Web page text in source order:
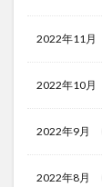
2022年11月
2022年10月
2022年9月
2022年8月